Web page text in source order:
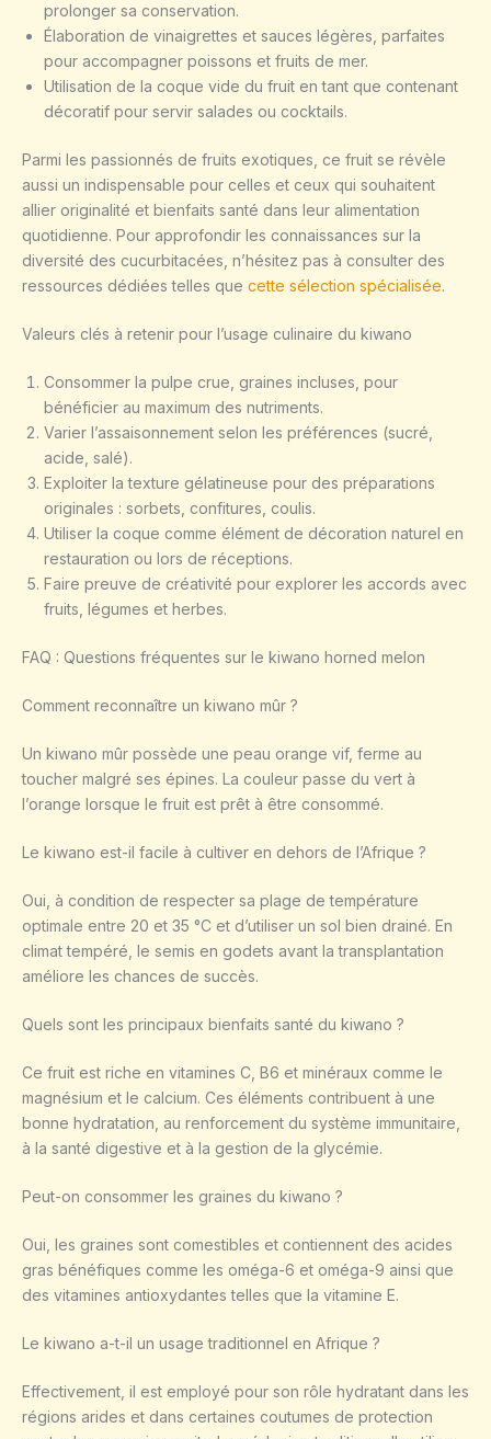
prolonger sa conservation.
Élaboration de vinaigrettes et sauces légères, parfaites
pour accompagner poissons et fruits de mer.
Utilisation de la coque vide du fruit en tant que contenant
décoratif pour servir salades ou cocktails.
Parmi les passionnés de fruits exotiques, ce fruit se révèle
aussi un indispensable pour celles et ceux qui souhaitent
allier originalité et bienfaits santé dans leur alimentation
quotidienne. Pour approfondir les connaissances sur la
diversité des cucurbitacées, n’hésitez pas à consulter des
ressources dédiées telles que cette sélection spécialisée.
Valeurs clés à retenir pour l’usage culinaire du kiwano
Consommer la pulpe crue, graines incluses, pour
bénéficier au maximum des nutriments.
Varier l’assaisonnement selon les préférences (sucré,
acide, salé).
Exploiter la texture gélatineuse pour des préparations
originales : sorbets, confitures, coulis.
Utiliser la coque comme élément de décoration naturel en
restauration ou lors de réceptions.
Faire preuve de créativité pour explorer les accords avec
fruits, légumes et herbes.
FAQ : Questions fréquentes sur le kiwano horned melon
Comment reconnaître un kiwano mûr ?
Un kiwano mûr possède une peau orange vif, ferme au
toucher malgré ses épines. La couleur passe du vert à
l’orange lorsque le fruit est prêt à être consommé.
Le kiwano est-il facile à cultiver en dehors de l’Afrique ?
Oui, à condition de respecter sa plage de température
optimale entre 20 et 35 °C et d’utiliser un sol bien drainé. En
climat tempéré, le semis en godets avant la transplantation
améliore les chances de succès.
Quels sont les principaux bienfaits santé du kiwano ?
Ce fruit est riche en vitamines C, B6 et minéraux comme le
magnésium et le calcium. Ces éléments contribuent à une
bonne hydratation, au renforcement du système immunitaire,
à la santé digestive et à la gestion de la glycémie.
Peut-on consommer les graines du kiwano ?
Oui, les graines sont comestibles et contiennent des acides
gras bénéfiques comme les oméga-6 et oméga-9 ainsi que
des vitamines antioxydantes telles que la vitamine E.
Le kiwano a-t-il un usage traditionnel en Afrique ?
Effectivement, il est employé pour son rôle hydratant dans les
régions arides et dans certaines coutumes de protection